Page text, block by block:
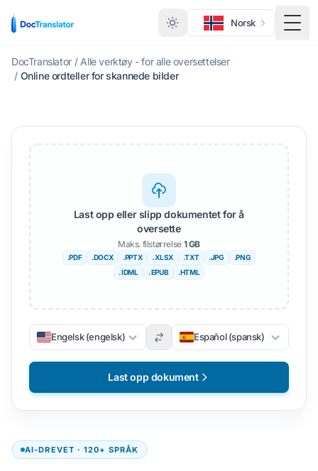
Norsk
DocTranslator / Alle verktøy - for alle oversettelser
/ Online ordteller for skannede bilder
AI-DREVET · 120+ SPRÅK
Last opp eller slipp dokumentet for å
oversette
Maks. filstørrelse 1 GB
.PDF .DOCX .PPTX . XLSX .TXT .JPG
.PNG
. IDML
. EPUB .HTML
Engelsk (engelsk) Español (spansk)
Last opp dokument